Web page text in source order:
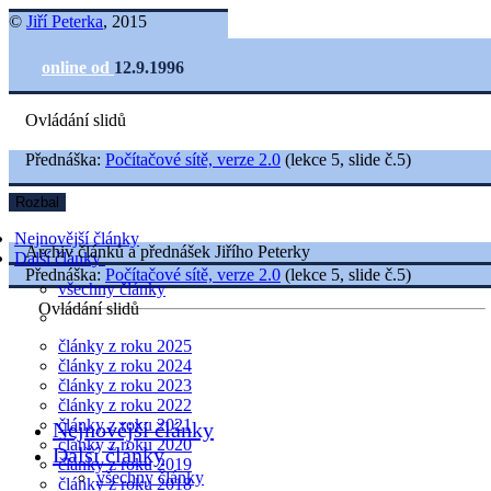
© Jiří Peterka, 2015
online od 12.9.1996
Ovládání slidů
Nejnovější články
Další články
všechny články
články z roku 2025
články z roku 2024
články z roku 2023
články z roku 2022
články z roku 2021
články z roku 2020
články z roku 2019
články z roku 2018
Přednáška: Počítačové sítě, verze 2.0 (lekce 5, slide č.5)
Rozbal
Archiv článků a přednášek Jiřího Peterky
Přednáška: Počítačové sítě, verze 2.0 (lekce 5, slide č.5)
Ovládání slidů
Nejnovější články
Další články
všechny články